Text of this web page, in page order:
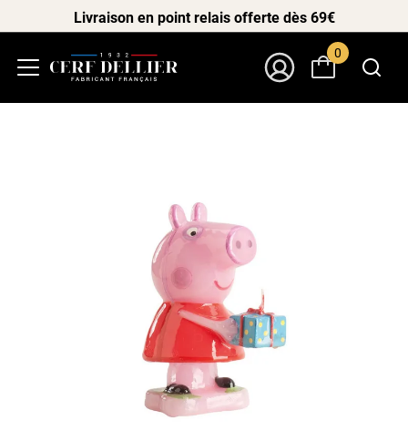
Livraison en point relais offerte dès 69€
0